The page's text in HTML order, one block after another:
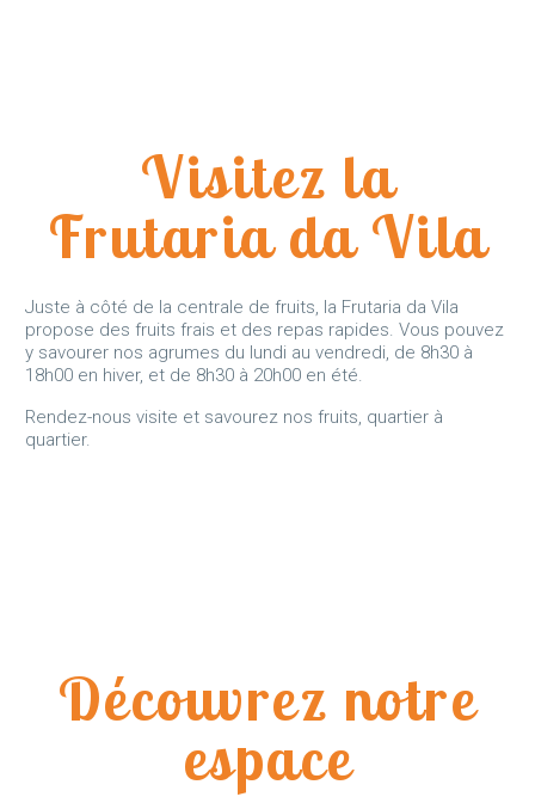
Visitez la
Frutaria da Vila
Juste à côté de la centrale de fruits, la Frutaria da Vila
propose des fruits frais et des repas rapides. Vous pouvez
y savourer nos agrumes du lundi au vendredi, de 8h30 à
18h00 en hiver, et de 8h30 à 20h00 en été.
Rendez-nous visite et savourez nos fruits, quartier à
quartier.
Découvrez notre
espace